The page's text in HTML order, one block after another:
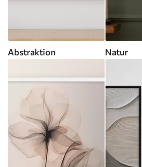
Abstraktion Natur